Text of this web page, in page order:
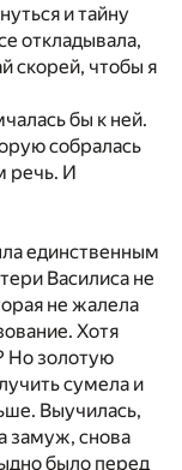
и тайну
откладывала,
скорей, чтобы я
бы к ней.
собралась
речь. И
единственным
Василиса не
не жалела
Хотя
Но золотую
сумела и
Выучилась,
замуж, снова
было перед